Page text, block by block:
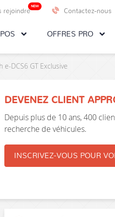
OFFRES PRO
rejoindre
NEW
Contactez-nous
DCS6 GT Exclusive
DEVENEZ CLIENT
Depuis plus de 10 ans, 400
recherche de véhicules.
INSCRIVEZ-VOUS POUR